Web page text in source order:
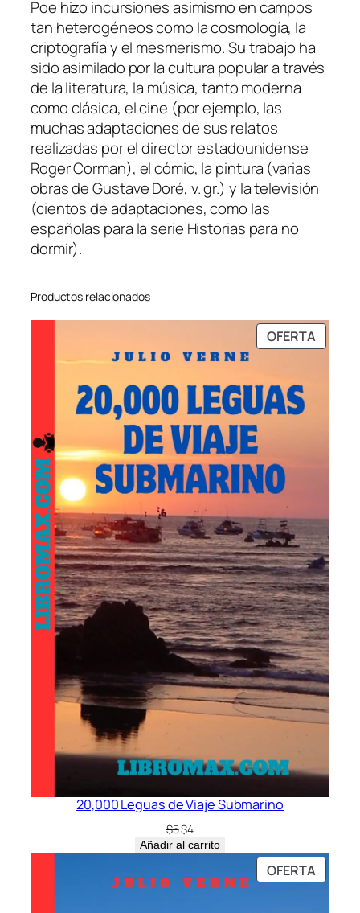
Poe hizo incursiones asimismo en campos
tan heterogéneos como la cosmología, la
criptografía y el mesmerismo. Su trabajo ha
sido asimilado por la cultura popular a través
de la literatura, la música, tanto moderna
como clásica, el cine (por ejemplo, las
muchas adaptaciones de sus relatos
realizadas por el director estadounidense
Roger Corman), el cómic, la pintura (varias
obras de Gustave Doré, v. gr.) y la televisión
(cientos de adaptaciones, como las
españolas para la serie Historias para no
dormir).
Productos relacionados
OFERTA
EN
20,000 Leguas de Viaje Submarino
$5El
precio
era:
$5.
$4El
precio
es:
$4.
Añadir al carrito
OFERTA
EN